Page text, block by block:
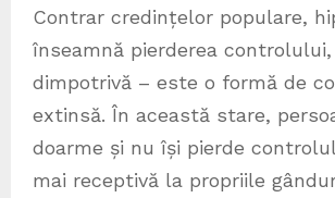
Contrar credințelor populare,
înseamnă pierderea
dimpotrivă – este o formă de
extinsă. În această stare,
doarme și nu își pierde
mai receptivă la propriile